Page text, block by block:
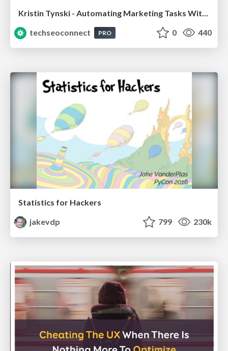
techseoconnect
PRO 0 440
Statistics for Hackers
jakevdp
799 230k